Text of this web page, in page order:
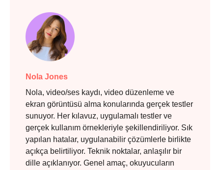
Nola Jones
Nola, video/ses kaydı, video düzenleme ve
ekran görüntüsü alma konularında gerçek testler
sunuyor. Her kılavuz, uygulamalı testler ve
gerçek kullanım örnekleriyle şekillendiriliyor. Sık
yapılan hatalar, uygulanabilir çözümlerle birlikte
açıkça belirtiliyor. Teknik noktalar, anlaşılır bir
dille açıklanıyor. Genel amaç, okuyucuların